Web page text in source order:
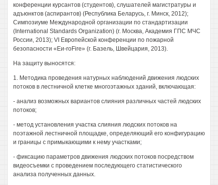
конференции курсантов (студентов), слушателей магистратуры и
адъюнктов (аспирантов) (Республика Беларусь, г. Минск, 2012);
Симпозиуме Международной организации по стандартизации
(International Standards Organization) (г. Москва, Академия ГПС МЧС
России, 2013); VI Европейской конференции по пожарной
безопасности «Еи-roFire» (г. Базель, Швейцария, 2013).
На защиту выносятся:
1. Методика проведения натурных наблюдений движения людских
потоков в лестничной клетке многоэтажных зданий, включающая:
- анализ возможных вариантов слияния различных частей людских
потоков;
- метод установления участка слияния людских потоков на
поэтажной лестничной площадке, определяющий его конфигурацию
и границы с примыкающими к нему участками;
- фиксацию параметров движения людских потоков посредством
видеосъемки с проведением последующего статистического
анализа полученных данных.